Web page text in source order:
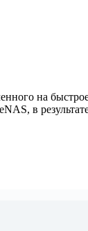
на
в